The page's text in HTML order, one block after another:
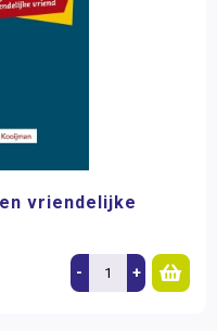
vriendelijke
- +